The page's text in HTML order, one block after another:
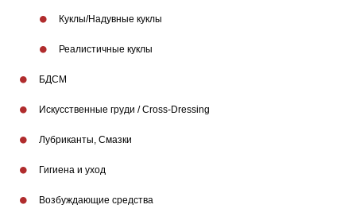
Куклы/Надувные куклы
Реалистичные куклы
БДСМ
Искусственные груди / Cross-Dressing
Лубриканты, Смазки
Гигиена и уход
Возбуждающие средства